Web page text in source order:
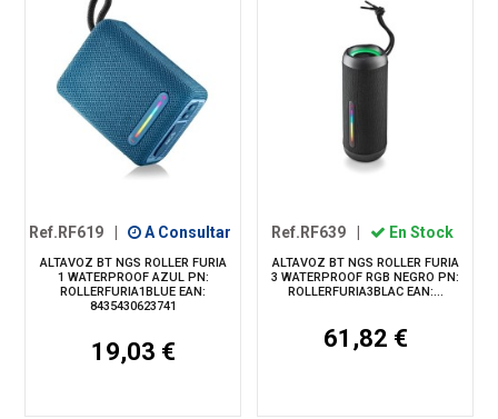
Ref.RF619 A Consultar
ALTAVOZ BT NGS ROLLER FURIA
1 WATERPROOF AZUL PN:
ROLLERFURIA1BLUE EAN:
8435430623741
19,03 €
Ref.RF639 En Stock
ALTAVOZ BT NGS ROLLER FURIA
3 WATERPROOF RGB NEGRO PN:
ROLLERFURIA3BLAC EAN:...
61,82 €